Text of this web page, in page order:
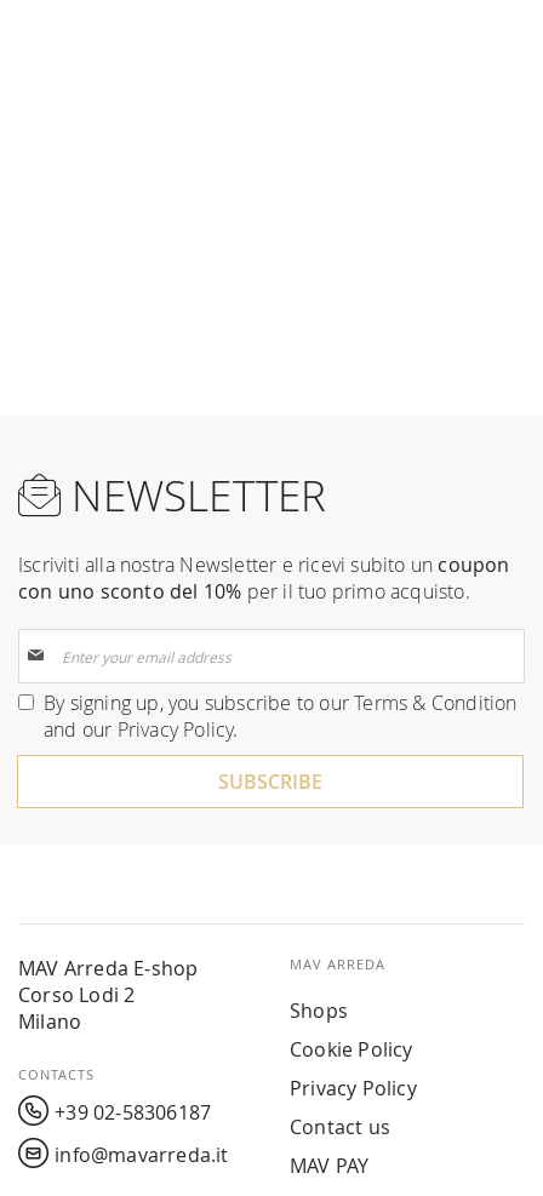
NEWSLETTER
Iscriviti alla nostra Newsletter e ricevi subito un coupon
con uno sconto del 10% per il tuo primo acquisto.
Up
for
Our
By signing up, you subscribe to ourTerms & Condition
and our Privacy Policy.
SUBSCRIBE
MAV Arreda E-shop
Corso Lodi 2
Milano
CONTACTS
+39 02-58306187
info@mavarreda.it
MAV ARREDA
Shops
Cookie Policy
Privacy Policy
Contact us
MAV PAY